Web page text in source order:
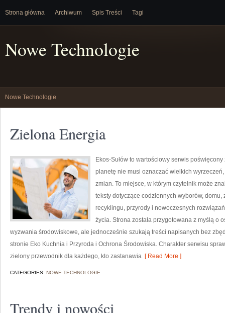
Strona główna Archiwum Spis Treści Tagi
Nowe Technologie
Nowe Technologie
Zielona Energia
Ekos-Sułów to wartościowy serwis
planetę nie musi oznaczać wielkich
zmian. To miejsce, w którym czytelnik może
teksty dotyczące codziennych wyborów,
recyklingu, przyrody i nowoczesnych
życia. Strona została przygotowana z myślą o
wyzwania środowiskowe, ale jednocześnie szukają treści napisanych bez
stronie Eko Kuchnia i Przyroda i Ochrona Środowiska. Charakter serwisu
zielony przewodnik dla każdego, kto zastanawia [ Read More ]
CATEGORIES: NOWE TECHNOLOGIE
Trendy i nowości